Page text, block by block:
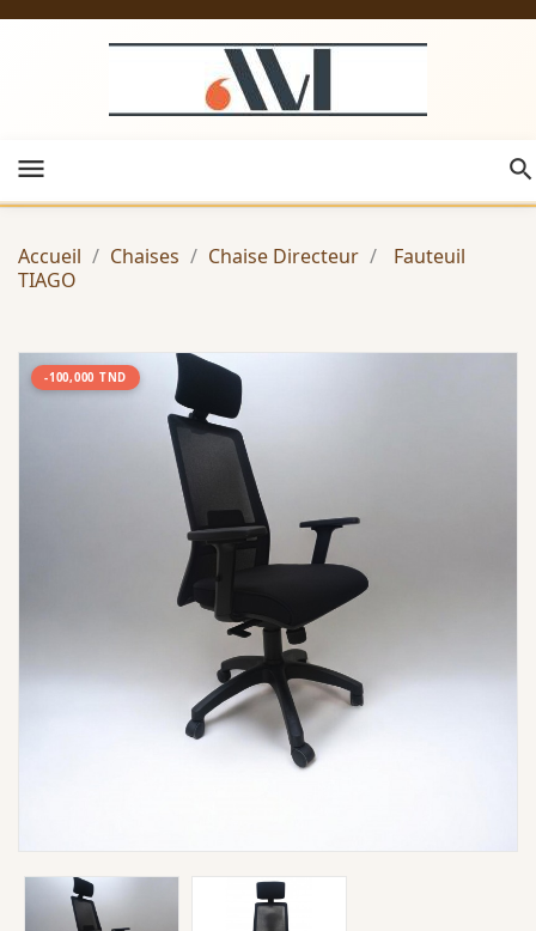
menu
Accueil Chaises Chaise Directeur
Fauteuil
TIAGO
-100,000 TND